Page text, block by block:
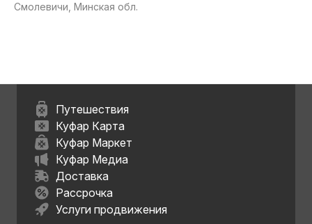
Смолевичи, Минская обл.
Путешествия
Куфар Карта
Куфар Маркет
Куфар Медиа
Доставка
Рассрочка
Услуги продвижения